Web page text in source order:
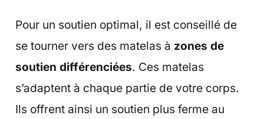
Pour un soutien optimal, il est conseillé de
se tourner vers des matelas à zones de
soutien différenciées. Ces matelas
s’adaptent à chaque partie de votre corps.
Ils offrent ainsi un soutien plus ferme au